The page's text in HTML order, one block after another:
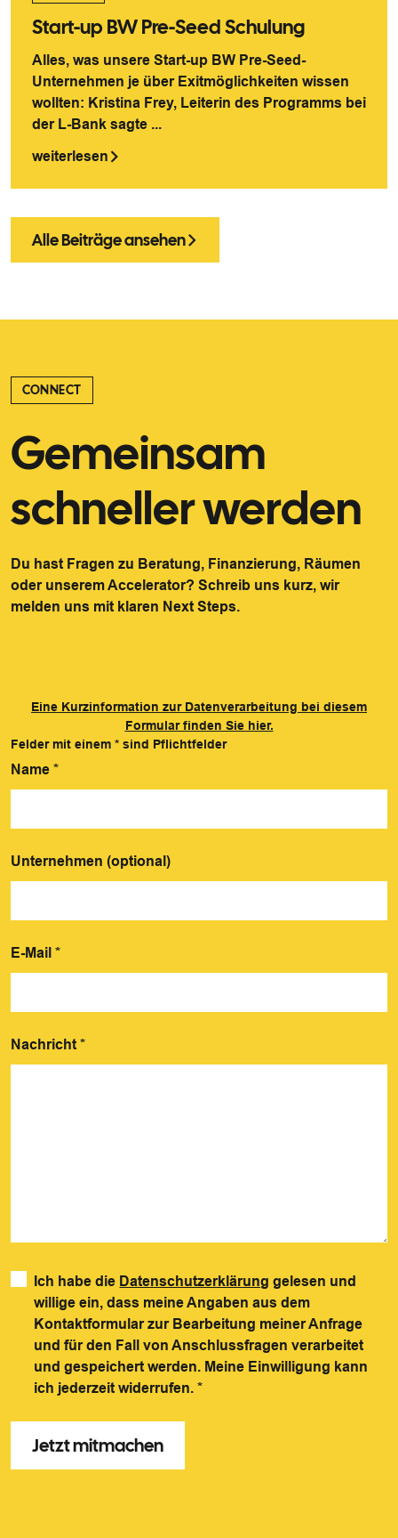
Start-up BW Pre-Seed Schulung
Alles, was unsere Start-up BW Pre-Seed-
Unternehmen je über Exitmöglichkeiten wissen
wollten: Kristina Frey, Leiterin des Programms bei
der L-Bank sagte ...
weiterlesen
Alle Beiträge ansehen
CONNECT
Gemeinsam
schneller werden
Du hast Fragen zu Beratung, Finanzierung, Räumen
oder unserem Accelerator? Schreib uns kurz, wir
melden uns mit klaren Next Steps.
Eine Kurzinformation zur Datenverarbeitung bei diesem
Formular finden Sie hier.
Felder mit einem * sind Pflichtfelder
Name *
Unternehmen (optional)
E-Mail *
Nachricht *
Ich habe die Datenschutzerklärung gelesen und
willige ein, dass meine Angaben aus dem
Kontaktformular zur Bearbeitung meiner Anfrage
und für den Fall von Anschlussfragen verarbeitet
und gespeichert werden. Meine Einwilligung kann
ich jederzeit widerrufen.*